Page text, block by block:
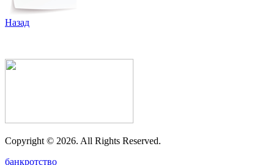
Назад
Copyright © 2026. All Rights Reserved.
банкротство